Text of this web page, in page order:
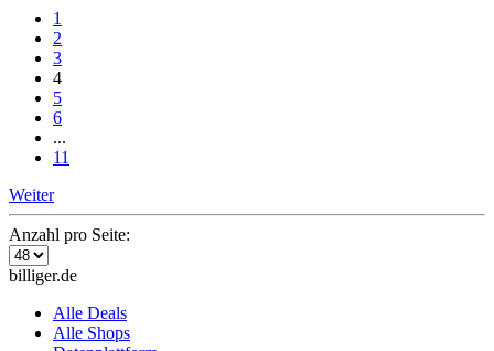
1
2
3
4
5
6
...
11
Weiter
Anzahl pro Seite:
billiger.de
Alle Deals
Alle Shops